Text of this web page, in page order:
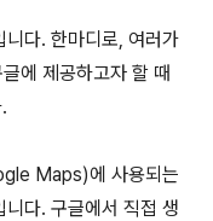
니다. 한마디로, 여러가
에 제공하고자 할 때
Maps)에 사용되는
다. 구글에서 직접 생